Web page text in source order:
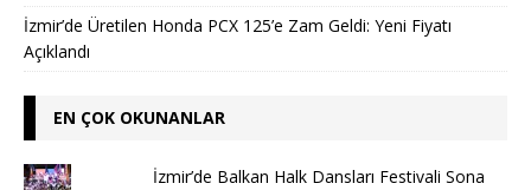
İzmir’de Üretilen Honda PCX 125’e Zam Geldi: Yeni Fiyatı
Açıklandı
EN ÇOK OKUNANLAR
İzmir’de Balkan Halk Dansları Festivali Sona